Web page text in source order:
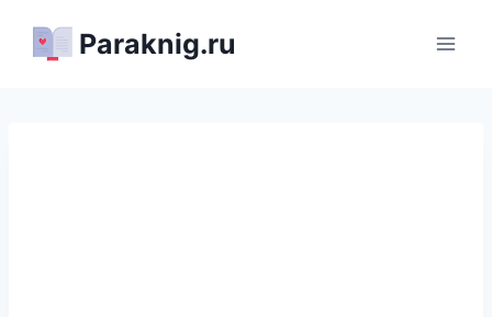
Paraknig.ru